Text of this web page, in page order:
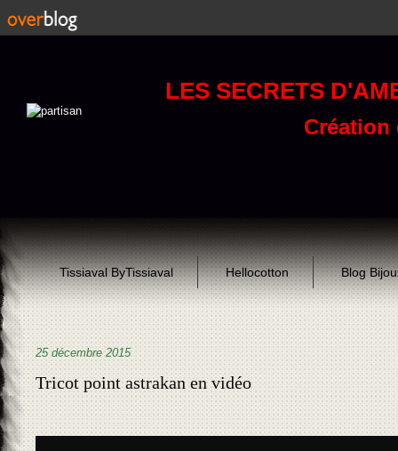
LES SECRETS
Création
Tissiaval ByTissiaval Hellocotton Blog
25 décembre 2015
Tricot point astrakan en vidéo